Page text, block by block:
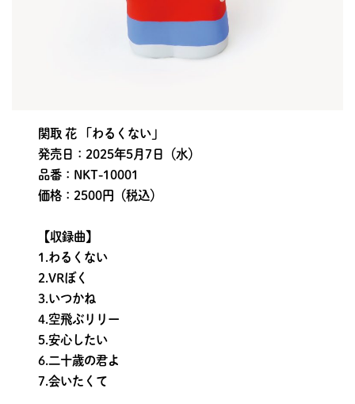
関取 花 「わるくない」
発売日：2025年5月7日（水）
品番：NKT-10001
価格：2500円（税込）
【収録曲】
1.わるくない
2.VRぼく
3.いつかね
4.空飛ぶリリー
5.安心したい
6.二十歳の君よ
7.会いたくて